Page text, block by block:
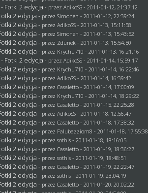
Fotki 2 edycja - przez AdikoSS - 2011-01-12, 21:37:12
2 edycja - przezSimonen - 2011-01-12, 22:39:24
2 edycja - przez AdikoSS - 2011-01-13, 15:11:58
2 edycja - przezSimonen - 2011-01-13, 15:43:52
2 edycja - przez Zdunek - 2011-01-13, 15:54:50
2 edycja - przez Krychu710 - 2011-01-13, 16:21:16
Fotki 2 edycja - przez AdikoSS - 2011-01-14, 15:59:17
2 edycja - przez Krychu710 - 2011-01-14, 16:22:46
2 edycja - przez AdikoSS - 2011-01-14, 16:39:42
2 edycja - przezCasaletto - 2011-01-14, 17:00:09
2 edycja - przez Krychu710 - 2011-01-14, 18:29:22
2 edycja - przezCasaletto - 2011-01-15, 22:25:28
2 edycja - przez AdikoSS - 2011-01-18, 12:56:47
2 edycja - przezCasaletto - 2011-01-18, 17:38:32
2 edycja - przez Falubazziom8 - 2011-01-18, 17:55:38
2 edycja - przezsothis - 2011-01-18, 18:16:05
2 edycja - przezCasaletto - 2011-01-19, 18:36:27
2 edycja - przezsothis - 2011-01-19, 18:48:51
2 edycja - przezCasaletto - 2011-01-19, 22:22:47
2 edycja - przezsothis - 2011-01-19, 23:04:19
2 edycja - przezCasaletto - 2011-01-20, 20:02:22